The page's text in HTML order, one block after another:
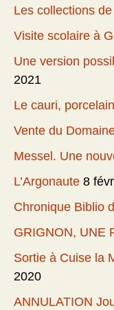
Les collections
Visite scolaire à
Une version
2021
Le cauri,
Vente du
Messel. Une
L’Argonaute 8
Chronique Biblio
GRIGNON, UNE
Sortie à Cuise la
2020
ANNULATION